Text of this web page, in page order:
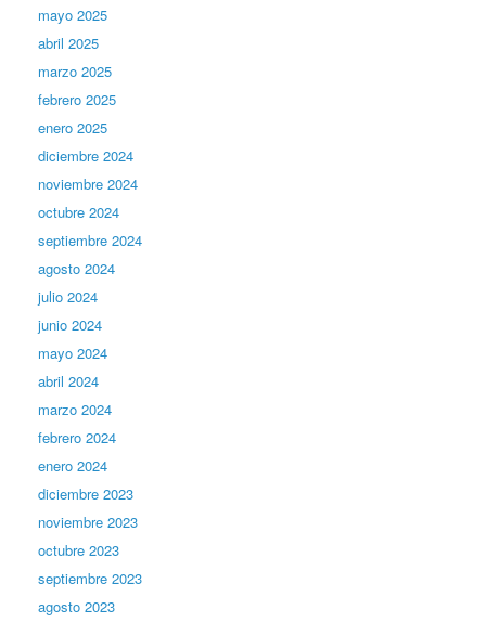
mayo 2025
abril 2025
marzo 2025
febrero 2025
enero 2025
diciembre 2024
noviembre 2024
octubre 2024
septiembre 2024
agosto 2024
julio 2024
junio 2024
mayo 2024
abril 2024
marzo 2024
febrero 2024
enero 2024
diciembre 2023
noviembre 2023
octubre 2023
septiembre 2023
agosto 2023